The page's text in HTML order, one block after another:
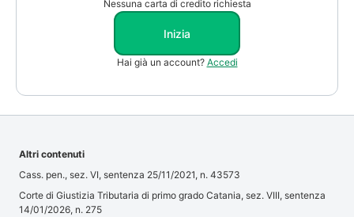
Nessuna carta di credito richiesta
Inizia
Hai già un account? Accedi
Altri contenuti
Cass. pen., sez. VI, sentenza 25/11/2021, n. 43573
Corte di Giustizia Tributaria di primo grado Catania, sez. VIII, sentenza
14/01/2026, n. 275